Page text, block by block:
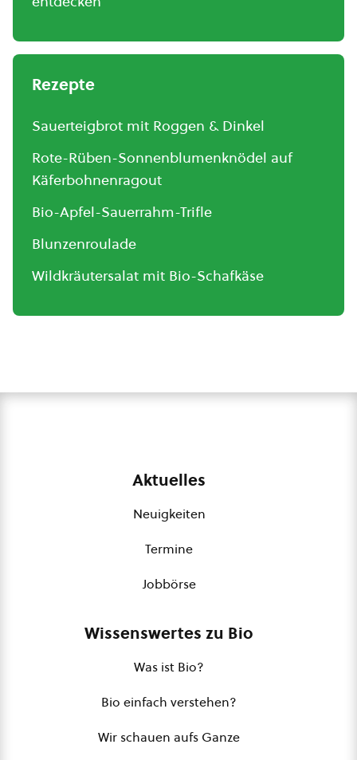
Rezepte
Sauerteigbrot mit Roggen & Dinkel
Rote-Rüben-Sonnenblumenknödel auf
Käferbohnenragout
Bio-Apfel-Sauerrahm-Trifle
Blunzenroulade
Wildkräutersalat mit Bio-Schafkäse
Aktuelles
Neuigkeiten
Termine
Jobbörse
Wissenswertes zu Bio
Was ist Bio?
Bio einfach verstehen?
Wir schauen aufs Ganze